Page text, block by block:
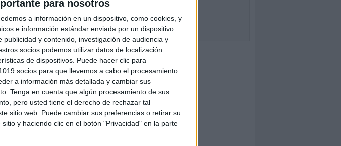
para nosotros
a información en un dispositivo, como cookies, y
e información estándar enviada por un dispositivo
y contenido, investigación de audiencia y
socios podemos utilizar datos de localización
de dispositivos. Puede hacer clic para
socios para que llevemos a cabo el procesamiento
a información más detallada y cambiar sus
Tenga en cuenta que algún procesamiento de sus
pero usted tiene el derecho de rechazar tal
sitio web. Puede cambiar sus preferencias o retirar su
y haciendo clic en el botón "Privacidad" en la parte
profesores Ginés y
que encontramos
tareas como docentes, y